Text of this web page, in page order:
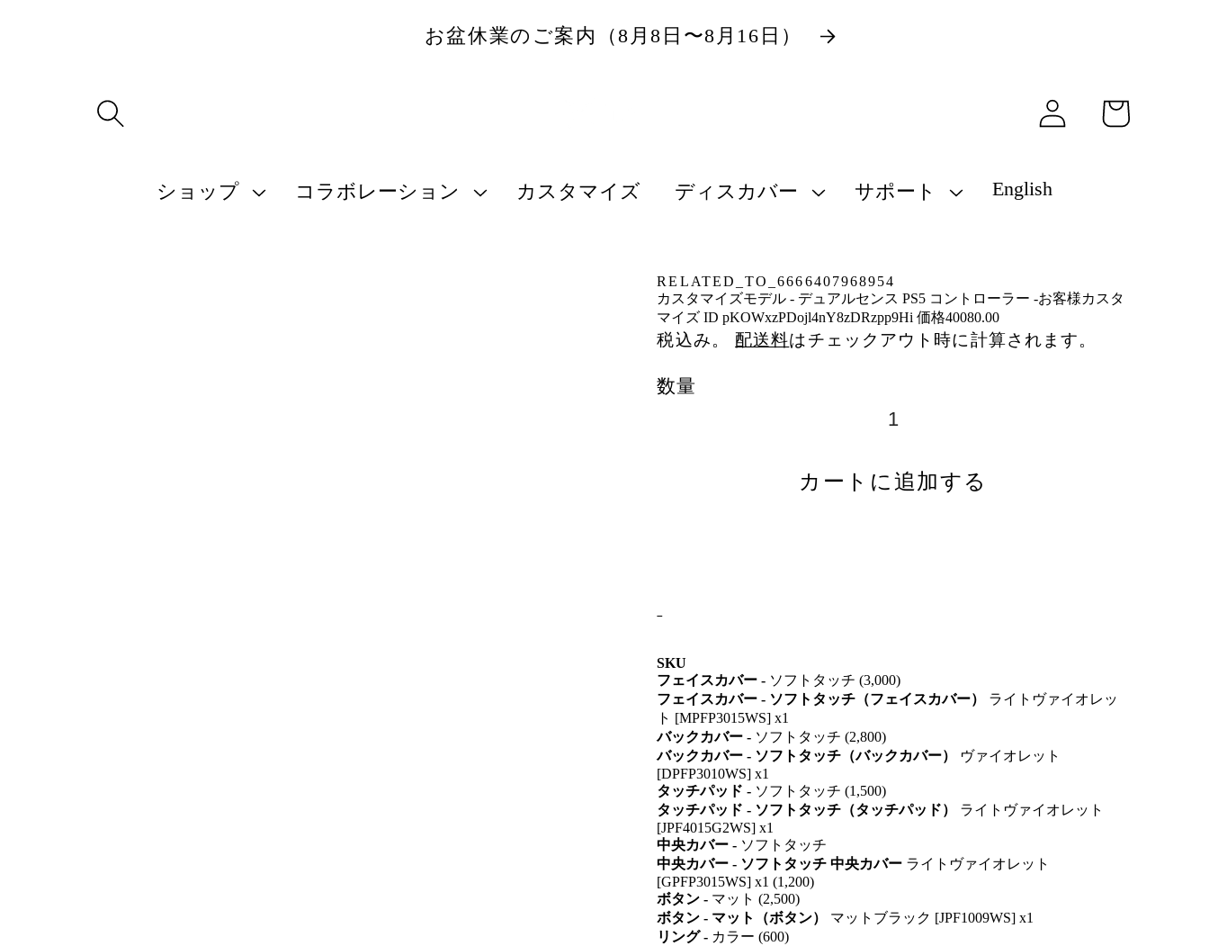
お盆休業のご案内（8月8日〜8月16日）
ショップ コラボレーション カスタマイズ ディスカバー サポート English
グ
イ
ー
RELATED_TO_6666407968954
カスタマイズモデル - デュアルセンス PS5 コントローラー -お客様カスタ
マイズ ID pKOWxzPDojl4nY8zDRzpp9Hi 価格40080.00
税込み。 配送料はチェックアウト時に計算されます。
数量
カートに追加する
SKU
フェイスカバー - ソフトタッチ (3,000)
フェイスカバー - ソフトタッチ（フェイスカバー）
ライトヴァイオレッ
ト [MPFP3015WS] x1
バックカバー - ソフトタッチ (2,800)
バックカバー - ソフトタッチ（バックカバー）
ヴァイオレット
[DPFP3010WS] x1
タッチパッド - ソフトタッチ (1,500)
タッチパッド - ソフトタッチ（タッチパッド）
ライトヴァイオレット
[JPF4015G2WS] x1
中央カバー - ソフトタッチ
中央カバー - ソフトタッチ 中央カバー ライトヴァイオレット
[GPFP3015WS] x1 (1,200)
ボタン - マット (2,500)
ボタン - マット（ボタン）
マットブラック [JPF1009WS] x1
リング - カラー (600)